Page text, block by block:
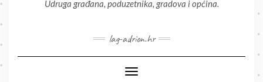
Udruga građana, poduzetnika, gradova i općina.
lag-adrion.hr
Toggle Navigation